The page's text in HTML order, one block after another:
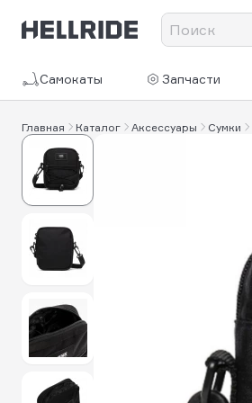
Самокаты Запчасти
Главная Каталог Аксессуары Сумки